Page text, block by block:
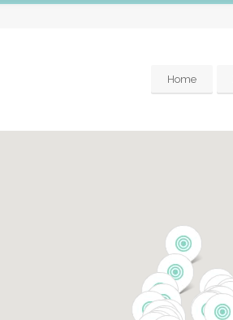
Home